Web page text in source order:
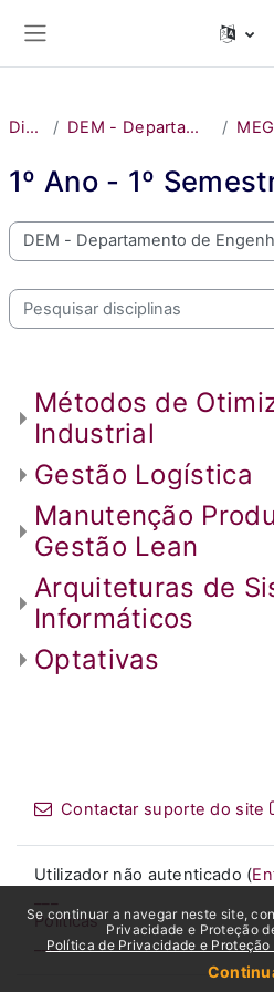
Disciplinas DEM - Departamento de Engenharia Mecânica
1º Ano - 1º
Bem vindo ao MOODLE do ISEL
Pesquisar disciplinas
Métodos de
Industrial
Gestão Logística
Manutenção
Gestão Lean
Arquiteturas de
Informáticos
Optativas
Contactar suporte do site
Utilizador não autenticado (
Políticas
___
Se continuar a navegar neste site,
Privacidade e Proteção
Política de Privacidade e Proteção